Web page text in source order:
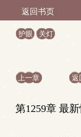
返回书页
护眼 关灯
上一章 返
第1259章 最